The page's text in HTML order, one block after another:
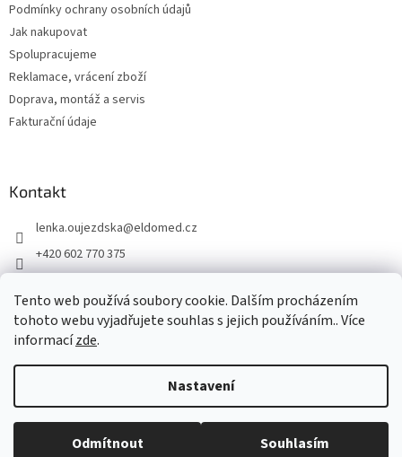
Tento web používá soubory cookie. Dalším procházením
tohoto webu vyjadřujete souhlas s jejich používáním.. Více
informacízde.
Nastavení
Odmítnout Souhlasím
Podmínky ochrany osobních údajů
Jak nakupovat
Spolupracujeme
Reklamace, vrácení zboží
Doprava, montáž a servis
Fakturační údaje
Kontakt
lenka.oujezdska@eldomed.cz
+420 602 770 375
eldomed.cz
Copyright 2026Eldomed.cz. Všechna práva vyhrazena.Upravit